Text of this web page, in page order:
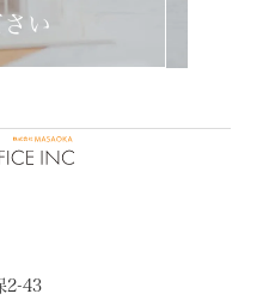
い
2-43